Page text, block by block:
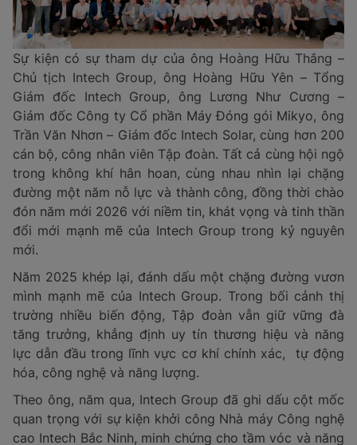
Sự kiện có sự tham dự của ông Hoàng Hữu Thắng –
Chủ tịch Intech Group, ông Hoàng Hữu Yên – Tổng
Giám đốc Intech Group, ông Lương Như Cương –
Giám đốc Công ty Cổ phần Máy Đóng gói Mikyo, ông
Trần Văn Nhơn – Giám đốc Intech Solar, cùng hơn 200
cán bộ, công nhân viên Tập đoàn. Tất cả cùng hội ngộ
trong không khí hân hoan, cùng nhau nhìn lại chặng
đường một năm nỗ lực và thành công, đồng thời chào
đón năm mới 2026 với niềm tin, khát vọng và tinh thần
đổi mới mạnh mẽ của Intech Group trong kỷ nguyên
mới.
Năm 2025 khép lại, đánh dấu một chặng đường vươn
mình mạnh mẽ của Intech Group. Trong bối cảnh thị
trường nhiều biến động, Tập đoàn vẫn giữ vững đà
tăng trưởng, khẳng định uy tín thương hiệu và năng
lực dẫn đầu trong lĩnh vực cơ khí chính xác, tự động
hóa, công nghệ và năng lượng.
Theo ông, năm qua, Intech Group đã ghi dấu cột mốc
quan trọng với sự kiện khởi công Nhà máy Công nghệ
cao Intech Bắc Ninh, minh chứng cho tầm vóc và năng